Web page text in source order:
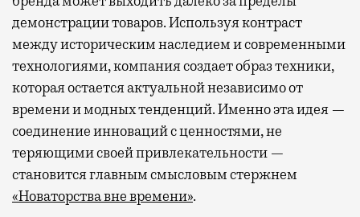
демонстрации товаров. Используя контраст
между историческим наследием и современными
технологиями, компания создает образ техники,
которая остается актуальной независимо от
времени и модных тенденций. Именно эта идея —
соединение инноваций с ценностями, не
теряющими своей привлекательности —
становится главным смысловым стержнем
«Новаторства вне времени».